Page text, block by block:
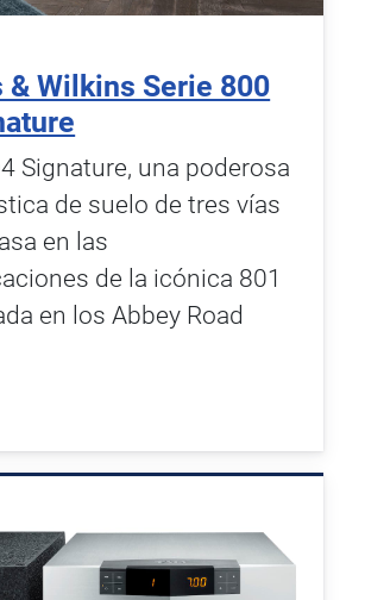
& Wilkins Serie 800
Signature, una poderosa
de suelo de tres vías
en las
de la icónica 801
en los Abbey Road